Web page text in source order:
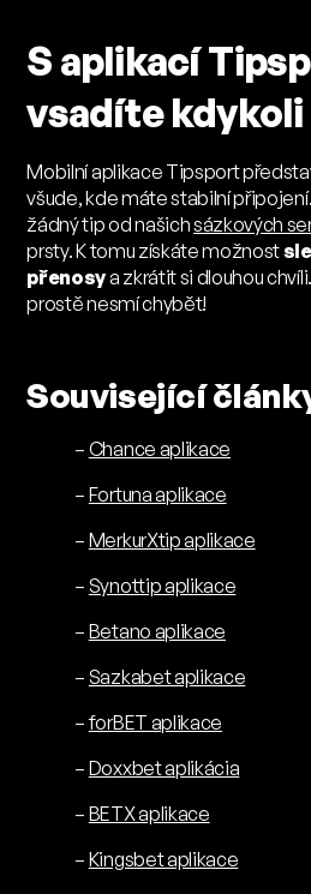
S aplikací
vsadíte kdykoli
Mobilní aplikace Tipsport
všude, kde máte stabilní
žádný tip od našichsázkových
prsty. K tomu získáte možnost
přenosya zkrátit si dlouhou
prostě nesmí chybět!
Související
– Chance aplikace
– Fortuna aplikace
– MerkurXtip aplikace
– Synottip aplikace
– Betano aplikace
– Sazkabet aplikace
–forBET aplikace
– Doxxbet aplikácia
– BETX aplikace
– Kingsbet aplikace